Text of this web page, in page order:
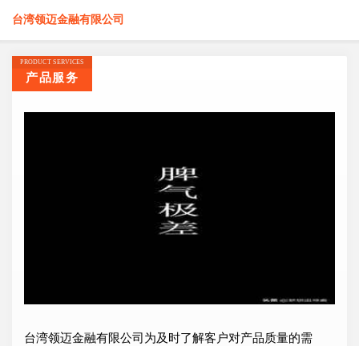
台湾领迈金融有限公司
PRODUCT SERVICES
产品服务
台湾领迈金融有限公司为及时了解客户对产品质量的需